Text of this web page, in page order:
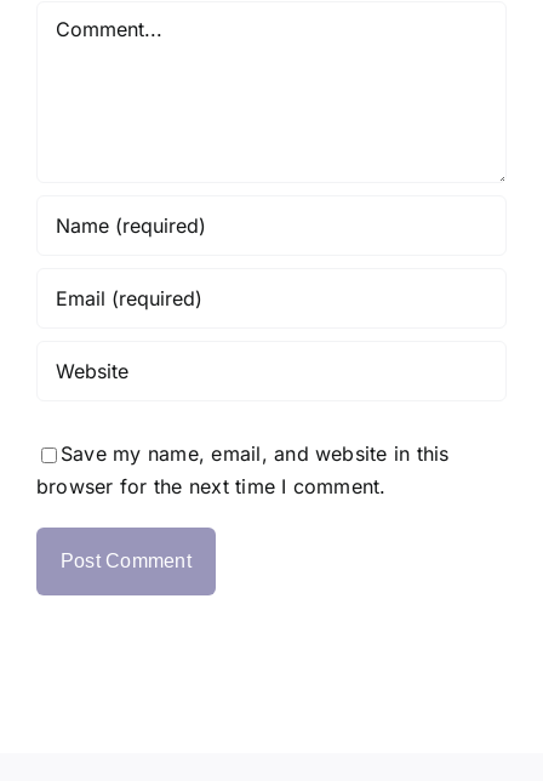
Comment
Save my name, email, and website in this
browser for the next time I comment.